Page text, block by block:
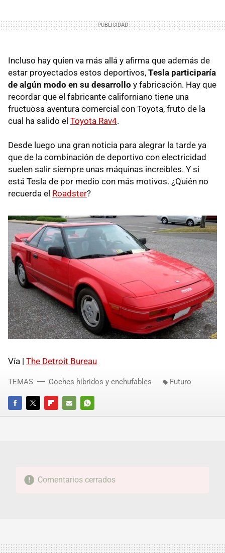
Incluso hay quien va más allá y afirma que además de
estar proyectados estos deportivos, Tesla participaría
de algún modo en su desarrollo y fabricación. Hay que
recordar que el fabricante californiano tiene una
fructuosa aventura comercial con Toyota, fruto de la
cual ha salido el Toyota Rav4.
Desde luego una gran noticia para alegrar la tarde ya
que de la combinación de deportivo con electricidad
suelen salir siempre unas máquinas increibles. Y si
está Tesla de por medio con más motivos. ¿Quién no
recuerda el Roadster?
Vía | The Detroit Bureau
FACEBOOKTWITTERFLIPBOARD
E-
WHATSAPP
TEMAS Coches híbridos y enchufables Futuro
Comentarios cerrados